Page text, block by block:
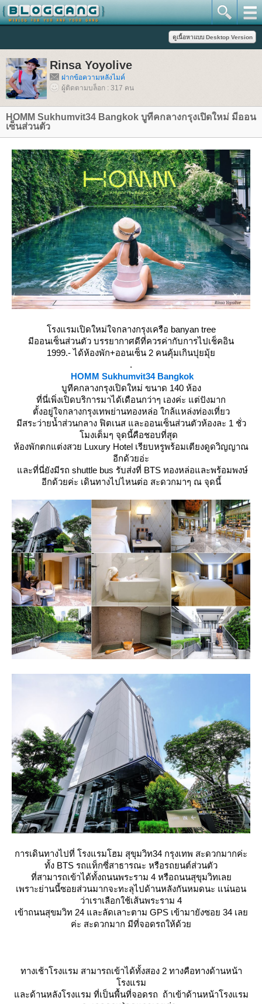
Rinsa Yoyolive
ฝากข้อความหลังไมค์
ผู้ติดตามบล็อก : 317 คน
HOMM Sukhumvit34 Bangkok บูทีคกลางกรุงเปิดใหม่ มีออน
เซ็นส่วนตัว
รงแรมเปิดใหม่ใจกลางกรุงเครือ banyan tree
มีออนเซ็นส่วนตัว บรรยากาศดีที่ควรค่ากับการไปเช็คอิน
1999.- ได้ห้องพัก+ออนเซ็น 2 คนคุ้มเกินปุยมุ้
.
HOMM Sukhumvit34 Bangkok
บูทีคกลางกรุงเปิดใหม่ ขนาด 140 ห้อง
ที่นี่เพิ่งเปิดบริการมาได้เดือนกว่าๆ เองค่ะ แต่ปังมาก
ตั้งอยู่ใจกลางกรุงเทพย่านทองหล่อ ใกล้แหล่งท่องเที่ยว
มีสระว่ายน้ำส่วนกลาง ฟิตเนส และออนเซ็นส่วนตัวห้องละ 1 ชั่ว
มงเต็มๆ จุดนี้คือชอบที่สุด
ห้องพักตกแต่งสวย Luxury Hotel เรียบหรูพร้อมเตียงดูดวิญญาณ
อีกด้วยอ่ะ
ละที่นี่ยังมีรถ shuttle bus รับส่งที่ BTS ทองหล่อและพร้อมพงษ์
อีกด้วยค่ะ เดินทางไปไหนต่อ สะดวกมาๆ ณ จุดนี้
การเดินทางไปที่ โรงแรมโฮม สุขุมวิท34 กรุงเทพ สะดวกมากค่ะ
ทั้ง BTS รถแท็กซี่สาธารณะ หรือรถยนต์ส่วนตัว
ที่สามารถเข้าได้ทั้งถนนพระราม 4 หรือถนนสุขุมวิทเล
เพราะย่านนี้ซอยส่วนมากจะทะลุไปด้านหลังกันหมดนะ แน่นอน
ว่าเราเลือกใช้เส้นพระราม 4
เข้าถนนสุขมวิท 24 และลัดเลาะตาม GPS เข้ามายังซอย 34 เล
ค่ะ สะดวกมาก มีที่จอดรถให้ด้ว
ทางเช้าโรงแรม สามารถเข้าได้ทั้งสอง 2 ทางคือทางด้านหน้า
รงแรม
ละด้านหลังโรงแรม ที่เป็นพื้นที่จอดรถ ถ้าเข้าด้านหน้าโรงแรม